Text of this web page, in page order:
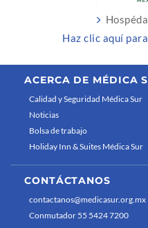
Haz clic aquí
ACERCA DE MÉDICA
Calidad y Seguridad Médica Sur
Noticias
Bolsa de trabajo
Holiday Inn & Suites Médica Sur
CONTÁCTANOS
contactanos@medicasur.org.mx
Conmutador 55 5424 7200